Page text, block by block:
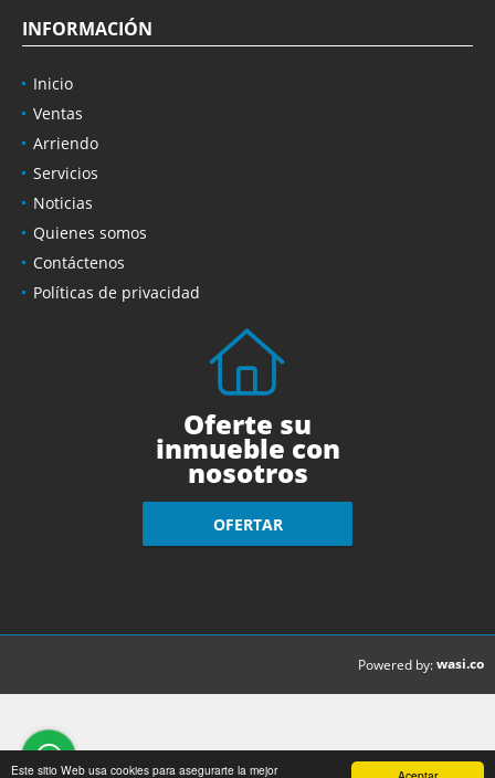
Este sitio Web usa cookies para asegurarte la mejor
INFORMACIÓN
Inicio
Ventas
Arriendo
Servicios
Noticias
Quienes somos
Contáctenos
Políticas de privacidad
Oferte su
inmueble con
nosotros
OFERTAR
Powered by:wasi.co